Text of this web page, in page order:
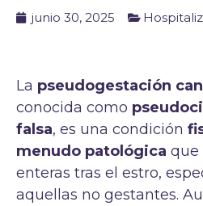
junio 30, 2025
La pseudogestación
conocida como
falsa, es una condición
menudo patológica que
enteras tras el estro,
aquellas no gestantes.